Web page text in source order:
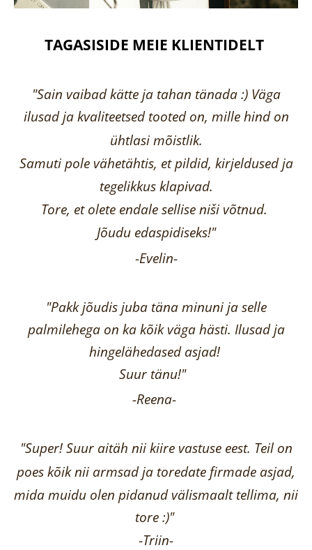
TAGASISIDE MEIE KLIENTIDELT
"Sain vaibad kätte ja tahan tänada :) Väga
ilusad ja kvaliteetsed tooted on, mille hind on
ühtlasi mõistlik.
Samuti pole vähetähtis, et pildid, kirjeldused ja
tegelikkus klapivad.
Tore, et olete endale sellise niši võtnud.
Jõudu edaspidiseks!"
-Evelin-
"Pakk jõudis juba täna minuni ja selle
palmilehega on ka kõik väga hästi. Ilusad ja
hingelähedased asjad!
Suur tänu!"
-Reena-
"Super! Suur aitäh nii kiire vastuse eest. Teil on
poes kõik nii armsad ja toredate firmade asjad,
mida muidu olen pidanud välismaalt tellima, nii
tore :)"
-Triin-